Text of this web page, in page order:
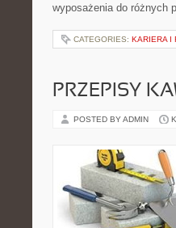
wyposażenia do różnych
CATEGORIES: KARIERA I
PRZEPISY
POSTED BY ADMIN